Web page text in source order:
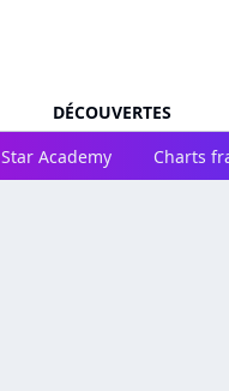
DÉCOUVERTES
Star Academy Charts